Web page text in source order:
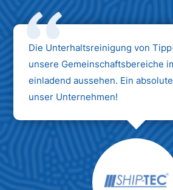
Die Unterhaltsreinigung von
unsere Gemeinschaftsbereiche
einladend aussehen. Ein
unser Unternehmen!